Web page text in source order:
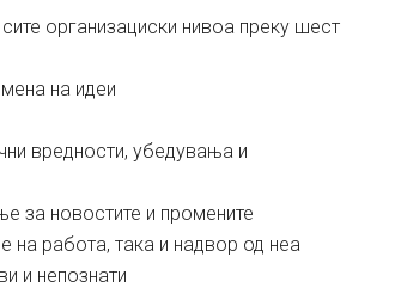
организациски нивоа преку шест
на идеи
вредности, убедувања и
за новостите и промените
на работа, така и надвор од неа
и непознати